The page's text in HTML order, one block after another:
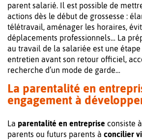
parent salarié. Il est possible de
actions dès le début de grossesse :
télétravail, aménager les horaires,
déplacements professionnels… La
au travail de la salariée est une
entretien avant son retour officiel,
recherche d’un mode de garde…
La parentalité en
engagement à
La parentalité en entreprise consiste
parents ou futurs parents à concilier